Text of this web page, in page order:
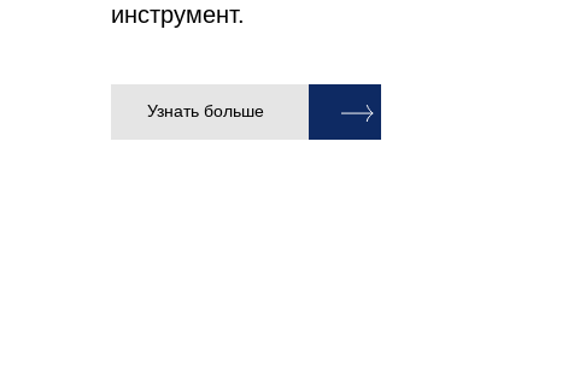
инструмент.
Узнать больше